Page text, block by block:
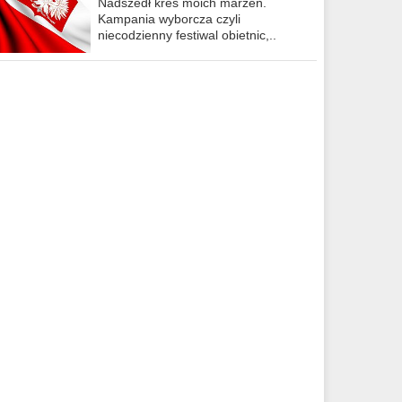
Kampania wyborcza czyli
niecodzienny festiwal obietnic,..